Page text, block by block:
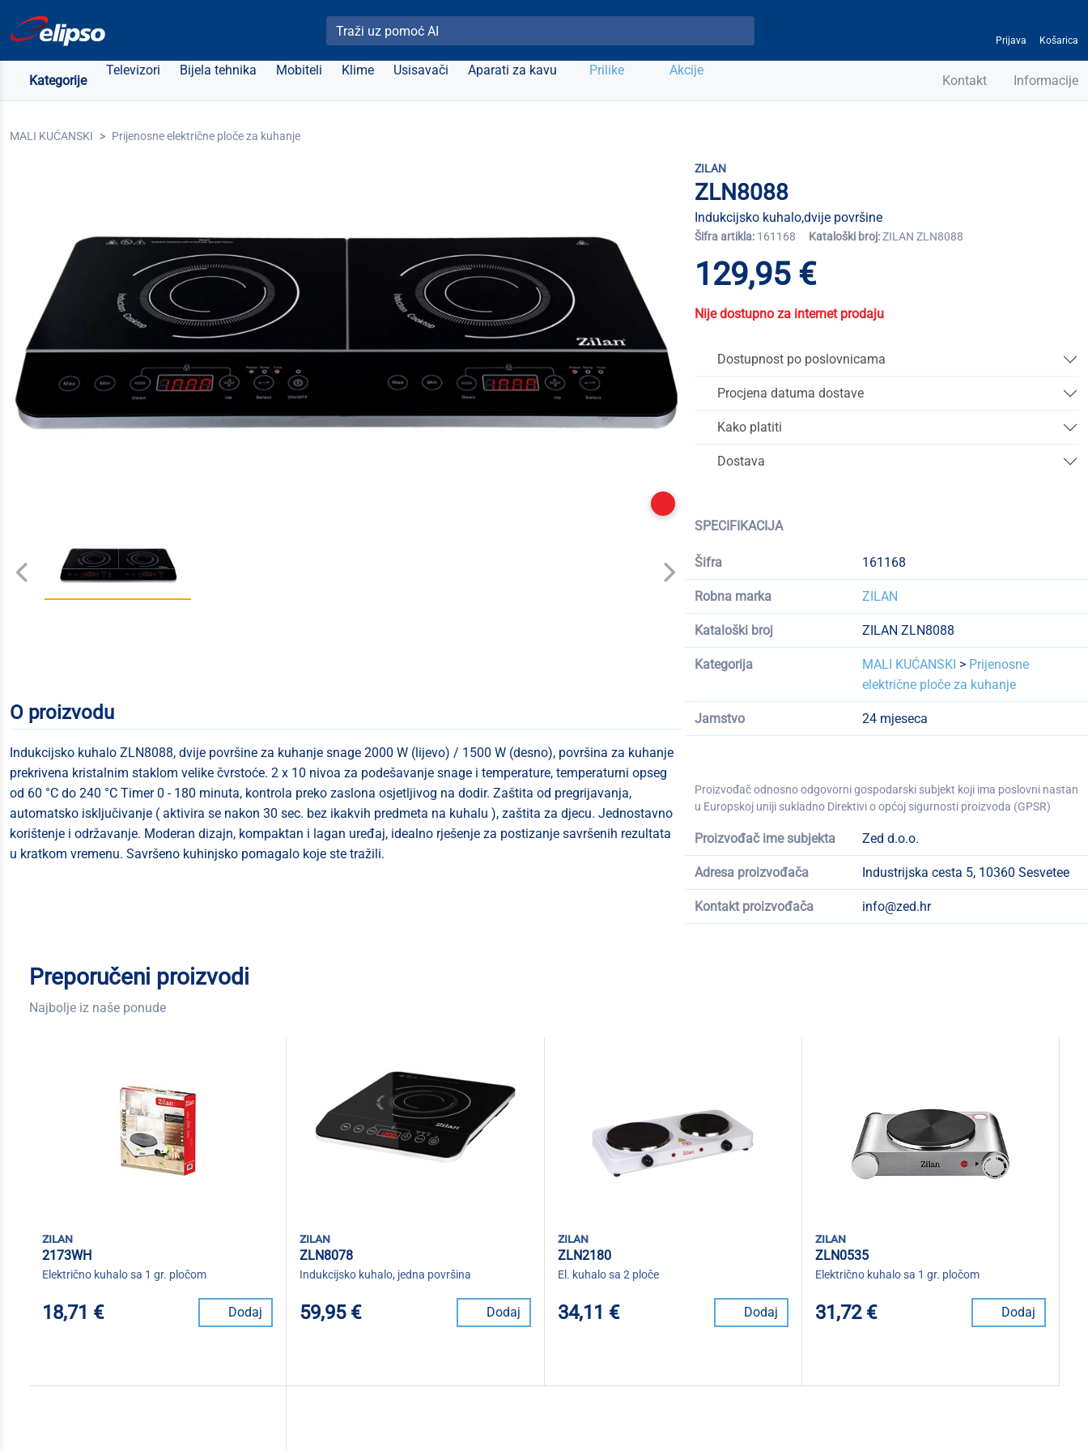
Pretraži Elipso
Prijava Košarica
Kategorije
Televizori Bijela tehnika Mobiteli Klime Usisavači Aparati za kavu Prilike Akcije
Kontakt Informacije
MALI KUĆANSKI Prijenosne električne ploče za kuhanje
ZILAN
ZLN8088
Indukcijsko kuhalo,dvije površine
Šifra artikla: 161168 Kataloški broj:ZILAN ZLN8088
129,95 €
Nije dostupno za internet prodaju
Dostupnost po poslovnicama
Procjena datuma dostave
Kako platiti
Dostava
SPECIFIKACIJA
Šifra 161168
Robna marka ZILAN
Kataloški broj ZILAN ZLN8088
Kategorija MALI KUĆANSKI > Prijenosne
električne ploče za kuhanje
Jamstvo 24 mjeseca
Proizvođač odnosno odgovorni gospodarski subjekt koji ima poslovni nastan
u Europskoj uniji sukladno Direktivi o općoj sigurnosti proizvoda (GPSR)
Proizvođač ime subjekta Zed d.o.o.
Adresa proizvođača Industrijska cesta 5, 10360 Sesvetee
Kontakt proizvođača info@zed.hr
O proizvodu
Indukcijsko kuhalo ZLN8088, dvije površine za kuhanje snage 2000 W (lijevo) / 1500 W (desno), površina za kuhanje
prekrivena kristalnim staklom velike čvrstoće. 2 x 10 nivoa za podešavanje snage i temperature, temperaturni opseg
od 60 °C do 240 °C Timer 0 - 180 minuta, kontrola preko zaslona osjetljivog na dodir. Zaštita od pregrijavanja,
automatsko isključivanje ( aktivira se nakon 30 sec. bez ikakvih predmeta na kuhalu ), zaštita za djecu. Jednostavno
korištenje i održavanje. Moderan dizajn, kompaktan i lagan uređaj, idealno rješenje za postizanje savršenih rezultata
u kratkom vremenu. Savršeno kuhinjsko pomagalo koje ste tražili.
Preporučeni proizvodi
Najbolje iz naše ponude
zilan
2173WH
Električno kuhalo sa 1 gr. pločom
18,71 € Dodaj
zilan
ZLN8078
Indukcijsko kuhalo, jedna površina
59,95 € Dodaj
zilan
ZLN2180
El. kuhalo sa 2 ploče
34,11 € Dodaj
zilan
ZLN0535
Električno kuhalo sa 1 gr. pločom
31,72 € Dodaj